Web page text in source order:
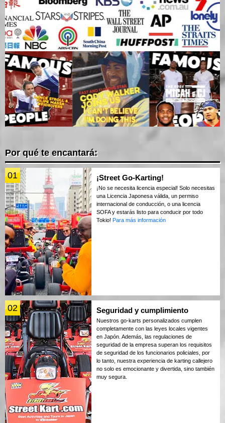
Por qué te encantará:
01 ¡Street Go-Karting!
¡No se necesita licencia especial! Solo necesitas
una Licencia Japonesa válida, un permiso
internacional de conducción, o una licencia
SOFA y estarás listo para conducir por todo
Tokio! Para más información
02 Seguridad y cumplimiento
Nuestros go-karts personalizados cumplen
completamente con las leyes locales vigentes
en Japón. Además, las regulaciones de
seguridad de la empresa superan los requisitos
de seguridad de los funcionarios policiales, por
lo tanto, nuestra experiencia de karting callejero
no solo es emocionante y divertida, sino también
muy segura.